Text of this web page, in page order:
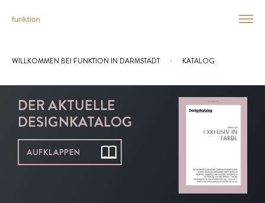
Sie sind hier:
WILLKOMMEN BEI FUNKTION IN DARMSTADT KATALOG
DER AKTUELLE
DESIGNKATALOG
AUFKLAPPEN